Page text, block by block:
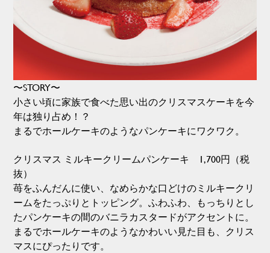
〜STORY〜
小さい頃に家族で食べた思い出のクリスマスケーキを今
年は独り占め！？
まるでホールケーキのようなパンケーキにワクワク。
クリスマス ミルキークリームパンケーキ 1,700円（税
抜）
苺をふんだんに使い、なめらかな口どけのミルキークリ
ームをたっぷりとトッピング。ふわふわ、もっちりとし
たパンケーキの間のバニラカスタードがアクセントに。
まるでホールケーキのようなかわいい見た目も、クリス
マスにぴったりです。